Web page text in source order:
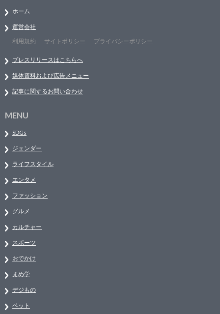
ホーム
運営会社
利用規約
サイトポリシー プライバシーポリシー
プレスリリースはこちらへ
媒体資料および広告メニュー
記事に関するお問い合わせ
MENU
SDGs
ジェンダー
ライフスタイル
エンタメ
ファッション
グルメ
カルチャー
スポーツ
おでかけ
まめ学
デジもの
ペット